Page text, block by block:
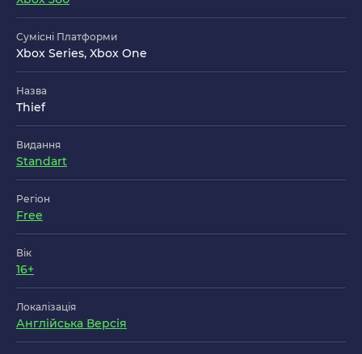
Сумісні Платформи
Xbox Series, Xbox One
Назва
Thief
Видання
Standart
Регіон
Free
Вік
16+
Локалізація
Англійська Версія